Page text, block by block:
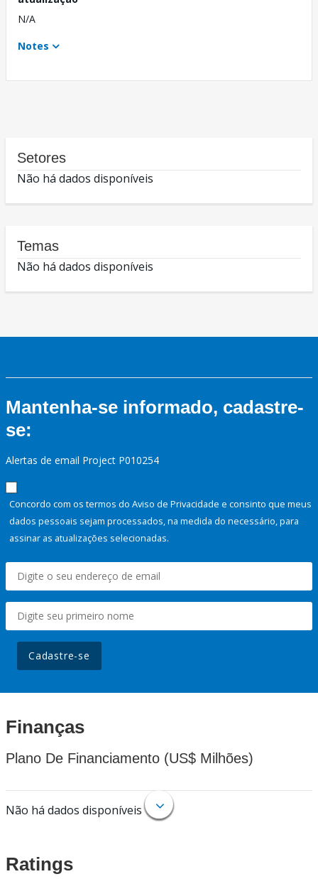
N/A
Notes
Setores
Não há dados disponíveis
Temas
Não há dados disponíveis
Mantenha-se informado, cadastre-
se:
Alertas de email Project P010254
Concordo com os termos do Aviso de Privacidade e consinto que meus
dados pessoais sejam processados, na medida do necessário, para
assinar as atualizações selecionadas.
Cadastre-se
Finanças
Plano De Financiamento (US$ Milhões)
Não há dados disponíveis
Ratings